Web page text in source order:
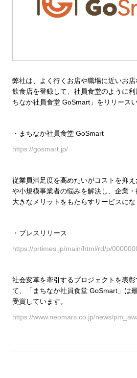
弊社は、よく行くお店や職場に近いお
飲食店を登録して、社員食堂のように
ちなか社員食堂 GoSmart」をリリース
・ まちなか社員食堂 GoSmart
https://gosmart.jp/
従業員満足度を高めたいがコストを抑
や小規模事業者の悩みを解決し、企業
大きなメリットをもたらすサービスにな
・プレスリリース
https://prtimes.jp/main/html/rd/p/
社会変革を牽引するプロジェクトを表
て、「 まちなか社員食堂 GoSmart 」は
受賞しています。
https://www.neomars.co.jp/news/